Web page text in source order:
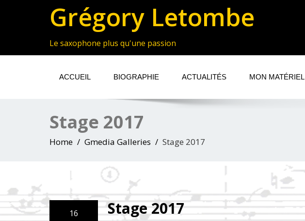
Grégory Letombe
Le saxophone plus qu'une passion
ACCUEIL BIOGRAPHIE ACTUALITÉS MON MATÉRIEL
Stage 2017
Home Gmedia Galleries Stage 2017
16
Stage 2017